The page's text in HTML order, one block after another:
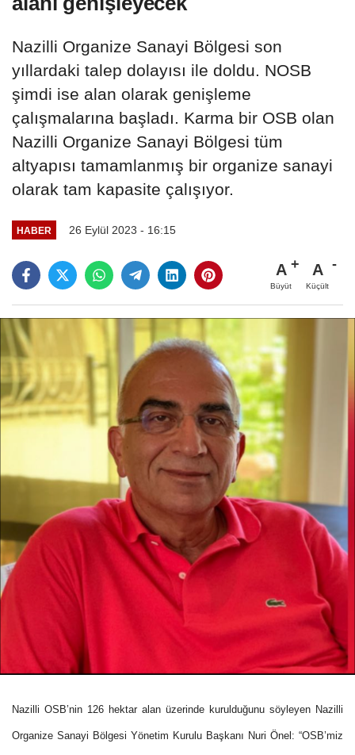
Nazilli Organize Sanayi Bölgesi son
yıllardaki talep dolayısı ile doldu. NOSB
şimdi ise alan olarak genişleme
çalışmalarına başladı. Karma bir OSB olan
Nazilli Organize Sanayi Bölgesi tüm
altyapısı tamamlanmış bir organize sanayi
olarak tam kapasite çalışıyor.
HABER 26 Eylül 2023 - 16:15
A
Büyüt
A
Küçült
Nazilli OSB’nin 126 hektar alan üzerinde kurulduğunu söyleyen Nazilli
Organize Sanayi Bölgesi Yönetim Kurulu Başkanı Nuri Önel: “OSB’miz